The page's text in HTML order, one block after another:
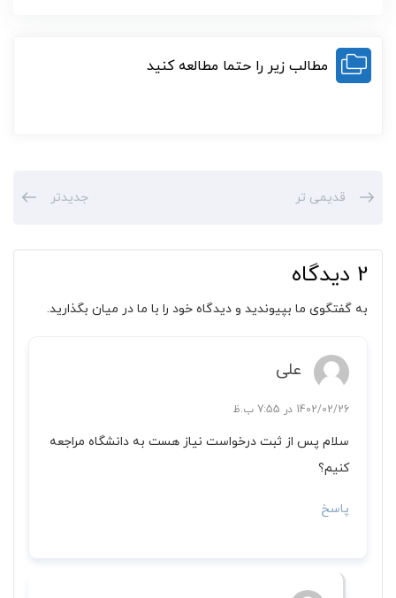
مطالب زیر را حتما مطالعه کنید
قدیمی تر جدیدتر
2 دیدگاه
به گفتگوی ما بپیوندید و دیدگاه خود را با ما در میان بگذارید.
علی
1402/02/26 در 7:55 ب.ظ
سلام پس از ثبت درخواست نیاز هست به دانشگاه مراجعه
کنیم؟
پاسخ